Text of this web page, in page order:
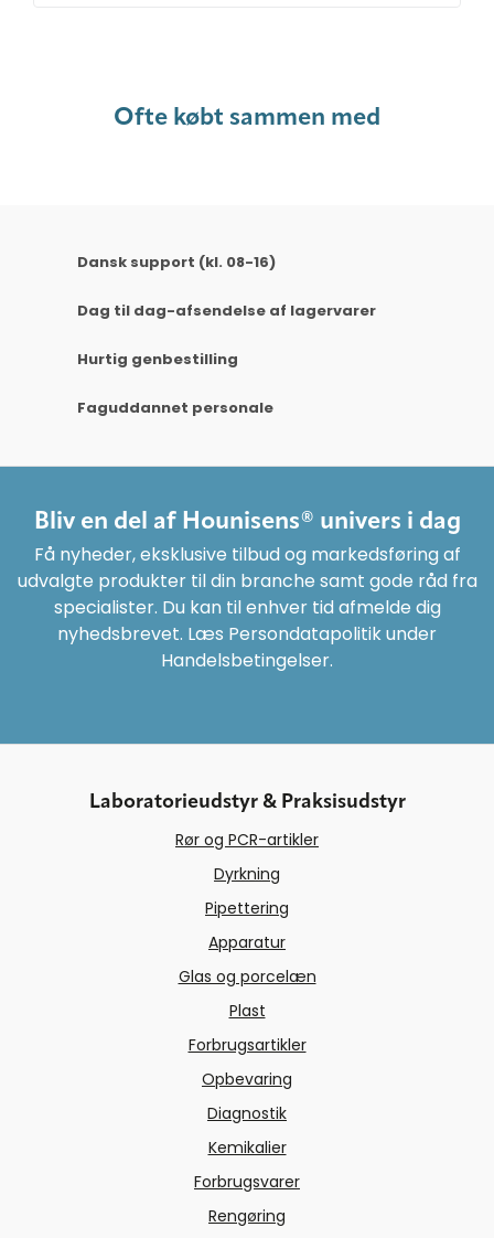
Ofte købt sammen med
Dansk support (kl. 08-16)
Dag til dag-afsendelse af lagervarer
Hurtig genbestilling
Faguddannet personale
Bliv en del af Hounisens® univers i dag
Få nyheder, eksklusive tilbud og markedsføring af
udvalgte produkter til din branche samt gode råd fra
specialister. Du kan til enhver tid afmelde dig
nyhedsbrevet. Læs Persondatapolitik under
Handelsbetingelser.
Laboratorieudstyr & Praksisudstyr
Rør og PCR-artikler
Dyrkning
Pipettering
Apparatur
Glas og porcelæn
Plast
Forbrugsartikler
Opbevaring
Diagnostik
Kemikalier
Forbrugsvarer
Rengøring